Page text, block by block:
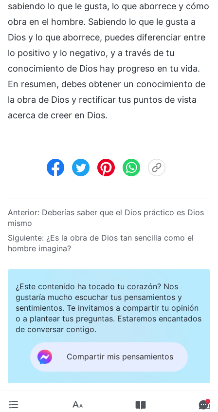
sabiendo lo que le gusta, lo que aborrece y cómo
obra en el hombre. Sabiendo lo que le gusta a
Dios y lo que aborrece, puedes diferenciar entre
lo positivo y lo negativo, y a través de tu
conocimiento de Dios hay progreso en tu vida.
En resumen, debes obtener un conocimiento de
la obra de Dios y rectificar tus puntos de vista
acerca de creer en Dios.
Anterior: Deberías saber que el Dios práctico es Dios
mismo
Siguiente: ¿Es la obra de Dios tan sencilla como el
hombre imagina?
¿Este contenido ha tocado tu corazón? Nos
gustaría mucho escuchar tus pensamientos y
sentimientos. Te invitamos a compartir tu opinión
o a plantear tus preguntas. Estaremos encantados
de conversar contigo.
Compartir mis pensamientos